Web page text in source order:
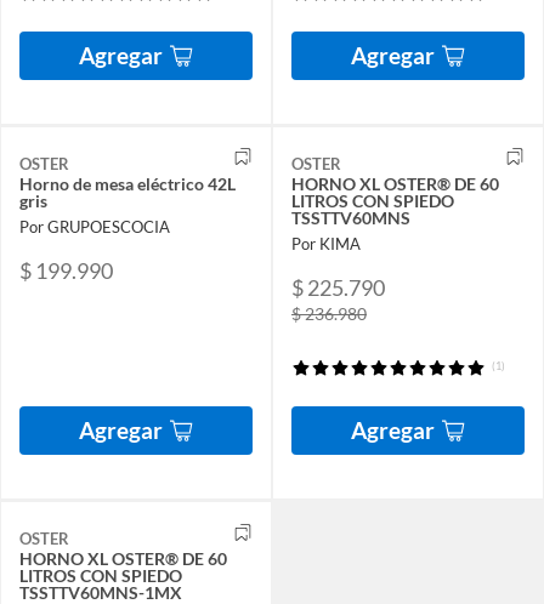
Agregar Agregar
OSTER
Horno de mesa eléctrico 42L
gris
Por GRUPOESCOCIA
$ 199.990
Agregar
OSTER
HORNO XL OSTER® DE 60
LITROS CON SPIEDO
TSSTTV60MNS
Por KIMA
$ 225.790
$ 236.980
(1)
Agregar
OSTER
HORNO XL OSTER® DE 60
LITROS CON SPIEDO
TSSTTV60MNS-1MX